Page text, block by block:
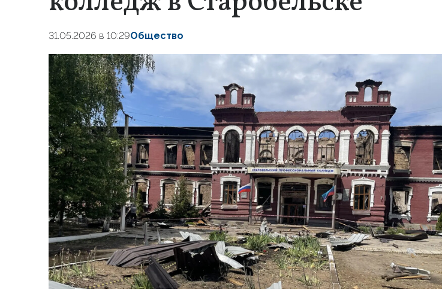
31.05.2026 в 10:29Общество